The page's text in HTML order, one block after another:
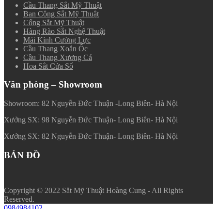
Cầu Thang Sắt Mỹ Thuật
Ban Công Sắt Mỹ Thuật
Cổng Sắt Mỹ Thuật
Hàng Rào Sắt Nghệ Thuật
Mái Kính Cường Lực
Cầu Thang Xoắn Ốc
Cầu Thang Xương Cá
Hoa Sắt Cửa Sổ
Văn phòng – Showroom
Showroom: 82 Nguyễn Đức Thuận -Long Biên- Hà Nội
Xưởng SX: 98 Nguyễn Đức Thuận- Long Biên- Hà Nội
Xưởng SX: 82 Nguyễn Đức Thuận- Long Biên- Hà Nội
BẢN ĐỒ
Copyright © 2022 Sắt Mỹ Thuật Hoàng Cung - All Rights
Reserved.